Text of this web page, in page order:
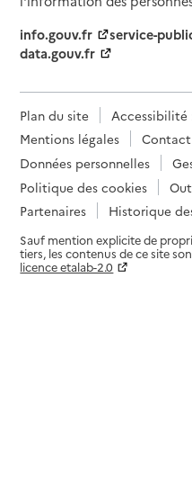
info.gouv.fr
service-
data.gouv.fr
Plan du site
Mentions légales
Contact
Données personnelles
Politique des cookies
Partenaires
Historique
Sauf mention explicite de
tiers, les contenus de ce site
licence etalab-2.0